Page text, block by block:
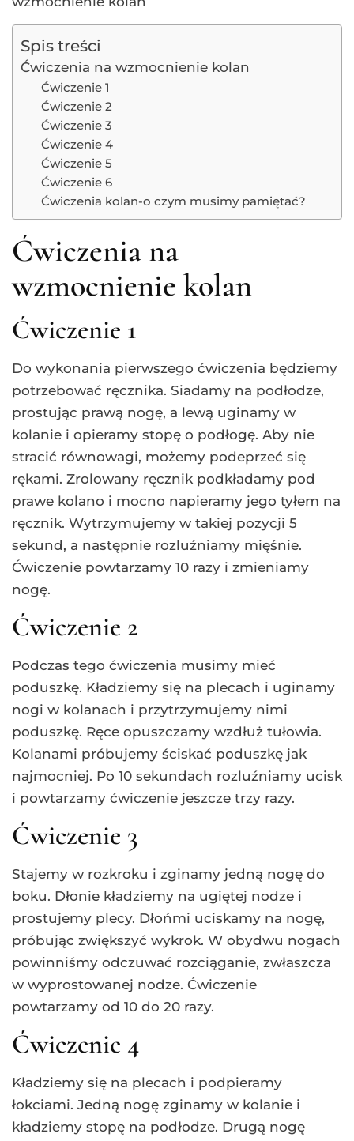
Spis treści
Ćwiczenia na wzmocnienie kolan
Ćwiczenie 1
Ćwiczenie 2
Ćwiczenie 3
Ćwiczenie 4
Ćwiczenie 5
Ćwiczenie 6
Ćwiczenia kolan-o czym musimy pamiętać?
Ćwiczenia na
wzmocnienie kolan
Ćwiczenie 1
Do wykonania pierwszego ćwiczenia będziemy
potrzebować ręcznika. Siadamy na podłodze,
prostując prawą nogę, a lewą uginamy w
kolanie i opieramy stopę o podłogę. Aby nie
stracić równowagi, możemy podeprzeć się
rękami. Zrolowany ręcznik podkładamy pod
prawe kolano i mocno napieramy jego tyłem na
ręcznik. Wytrzymujemy w takiej pozycji 5
sekund, a następnie rozluźniamy mięśnie.
Ćwiczenie powtarzamy 10 razy i zmieniamy
nogę.
Ćwiczenie 2
Podczas tego ćwiczenia musimy mieć
poduszkę. Kładziemy się na plecach i uginamy
nogi w kolanach i przytrzymujemy nimi
poduszkę. Ręce opuszczamy wzdłuż tułowia.
Kolanami próbujemy ściskać poduszkę jak
najmocniej. Po 10 sekundach rozluźniamy ucisk
i powtarzamy ćwiczenie jeszcze trzy razy.
Ćwiczenie 3
Stajemy w rozkroku i zginamy jedną nogę do
boku. Dłonie kładziemy na ugiętej nodze i
prostujemy plecy. Dłońmi uciskamy na nogę,
próbując zwiększyć wykrok. W obydwu nogach
powinniśmy odczuwać rozciąganie, zwłaszcza
w wyprostowanej nodze. Ćwiczenie
powtarzamy od 10 do 20 razy.
Ćwiczenie 4
Kładziemy się na plecach i podpieramy
łokciami. Jedną nogę zginamy w kolanie i
kładziemy stopę na podłodze. Drugą nogę